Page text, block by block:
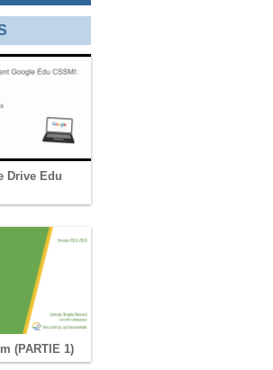
Drive Edu
(PARTIE 1)